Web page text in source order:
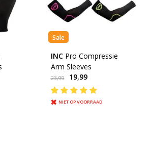
Sale
INC Pro Compressie
Arm Sleeves
23,99 19,99
NIET OP VOORRAAD